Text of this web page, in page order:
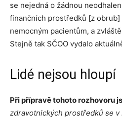
se nejedná o žádnou
finančních prostředků [z obrub]
nemocným pacientům, a
Stejně tak SČOO vydalo
Lidé nejsou hloupí
Při přípravě tohoto rozhovoru
zdravotnických prostředků se